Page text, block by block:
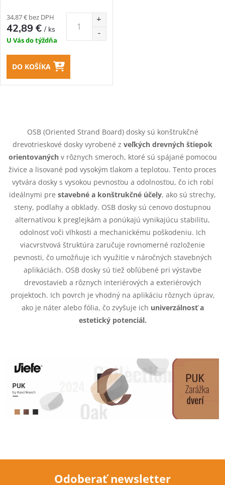
34,87 € bez DPH
42,89 €/ ks
U Vás do týždňa
DO KOŠÍKA
l
á
d
p
v
i
OSB (Oriented Strand Board) dosky sú konštrukčné
drevotrieskové dosky vyrobené z veľkých drevných štiepok
orientovanýchv rôznych smeroch, ktoré sú spájané pomocou
živice a lisované pod vysokým tlakom a teplotou. Tento proces
vytvára dosky s vysokou pevnosťou a odolnosťou, čo ich robí
ideálnymi pre stavebné a konštrukčné účely, ako sú strechy,
steny, podlahy a obklady. OSB dosky sú cenovo dostupnou
alternatívou k preglejkám a ponúkajú vynikajúcu stabilitu,
odolnosť voči vlhkosti a mechanickému poškodeniu. Ich
viacvrstvová štruktúra zaručuje rovnomerné rozloženie
pevnosti, čo umožňuje ich využitie v náročných stavebných
aplikáciách. OSB dosky sú tiež obľúbené pri výstavbe
drevostavieb a rôznych interiérových a exteriérových
projektoch. Ich povrch je vhodný na aplikáciu rôznych úprav,
ako je náter alebo fólia, čo zvyšuje ich univerzálnosť a
estetický potenciál.
Odoberať newsletter